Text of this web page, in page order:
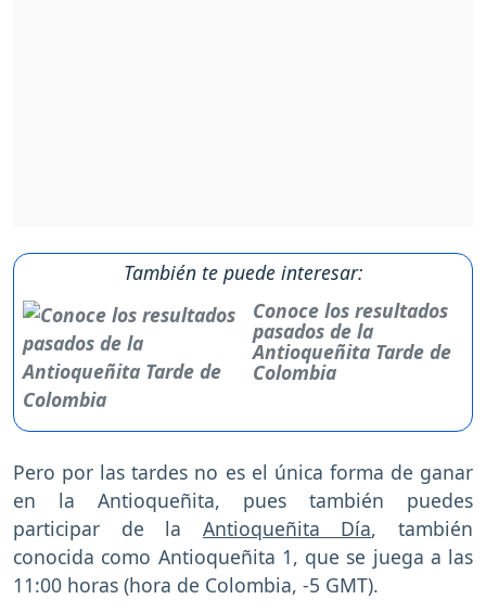
También te puede interesar:
Conoce los resultados
pasados de la
Antioqueñita Tarde de
Colombia
Pero por las tardes no es el única forma de ganar
en la Antioqueñita, pues también puedes
participar de la Antioqueñita Día, también
conocida como Antioqueñita 1, que se juega a las
11:00 horas (hora de Colombia, -5 GMT).